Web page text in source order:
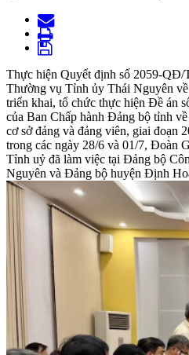
Thực hiện Quyết định số 2059-QĐ/
Thường vụ Tỉnh ủy Thái Nguyên
triển khai, tổ chức thực hiện Đề án
của Ban Chấp hành Đảng bộ tỉnh
cơ sở đảng và đảng viên, giai đoạn
trong các ngày 28/6 và 01/7, Đoàn
Tỉnh uỷ đã làm việc tại Đảng bộ
Nguyên và Đảng bộ huyện Định